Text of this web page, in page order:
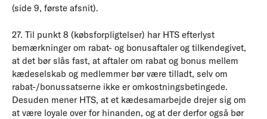
(side 9, første afsnit).
27. Til punkt 8 (købsforpligtelser) har HTS efterlyst
bemærkninger om rabat- og bonusaftaler og tilkendegivet,
at det bør slås fast, at aftaler om rabat og bonus mellem
kædeselskab og medlemmer bør være tilladt, selv om
rabat-/bonussatserne ikke er omkostningsbetingede.
Desuden mener HTS, at et kædesamarbejde drejer sig om
at være loyale over for hinanden, og at der derfor også bør